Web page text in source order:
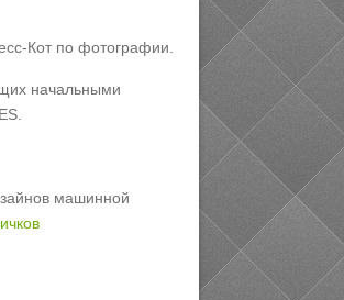
Кот по фотографии.
начальными
машинной